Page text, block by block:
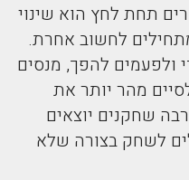
תחת לחץ הוא שינוי
לחשוב אחרת.
ולפעמים להפך, מנסים
מהר יותר את
שחקנים יוצאים
לשחק בצורה שלא